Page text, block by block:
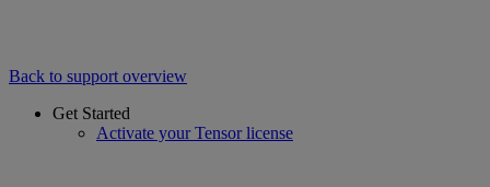
Back to support overview
Get Started
Activate your Tensor license